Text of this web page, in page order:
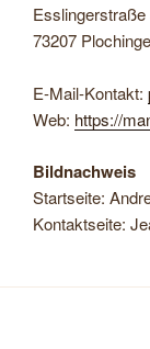
Esslingerstraße
73207
E-Mail-Kontakt:
Web: https://
Bildnachweis
Startseite:
Kontaktseite: